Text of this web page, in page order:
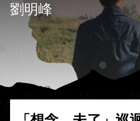
劉明峰